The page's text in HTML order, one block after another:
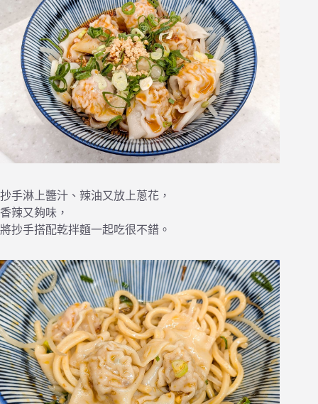
抄手淋上醬汁、辣油又放上蔥花，
香辣又夠味，
將抄手搭配乾拌麵一起吃很不錯。